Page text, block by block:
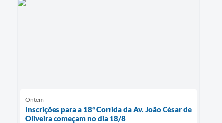
Ontem
Inscrições para a 18ª Corrida da Av. João César de
Oliveira começam no dia 18/8